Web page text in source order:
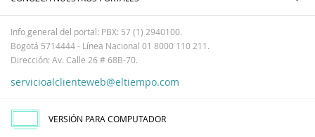
Info general del portal: PBX: 57 (1) 2940100.
Bogotá 5714444 - Línea Nacional 01 8000 110 211.
Dirección: Av. Calle 26 # 68B-70.
servicioalclienteweb@eltiempo.com
VERSIÓN PARA COMPUTADOR